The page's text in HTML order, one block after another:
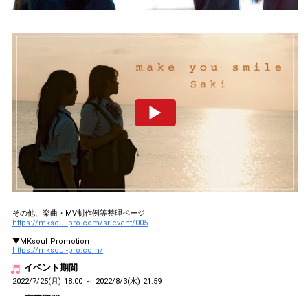
その他、楽曲・MV制作例等整理ページ
https://mksoul-pro.com/sr-event/005
▼MKsoul Promotion
https://mksoul-pro.com/
イベント期間
2022/7/25(月) 18:00 ～ 2022/8/3(水) 21:59